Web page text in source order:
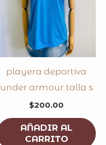
playera deportiva
under armour talla s
$200.00
AÑADIR AL
CARRITO